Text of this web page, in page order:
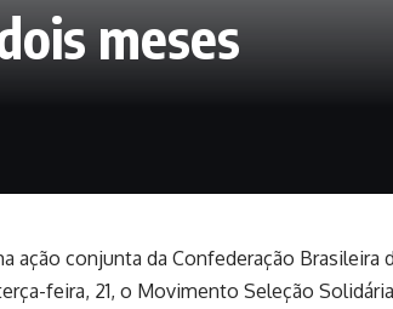
meses
ação conjunta da Confederação
feira, 21, o Movimento Seleção